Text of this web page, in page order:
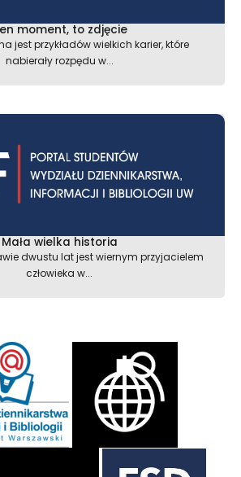
moment, to zdjęcie
jest przykładów wielkich karier, które
nabierały rozpędu w...
Mała wielka historia
dwustu lat jest wiernym przyjacielem
człowieka w...